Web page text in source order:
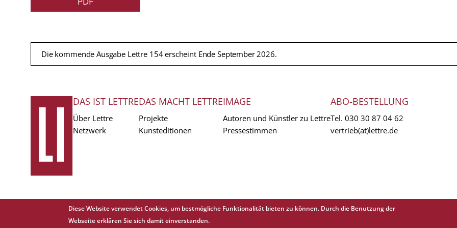
Die kommende Ausgabe Lettre 154 erscheint Ende September 2026.
FUSSZEILE
DAS IST LETTRE
Über Lettre
Netzwerk
DAS MACHT LETTRE
Projekte
Kunsteditionen
IMAGE
Autoren und Künstler zu Lettre
Pressestimmen
ABO-BESTELLUNG
Tel. 030 30 87 04 62
vertrieb(at)lettre.de
Copyright © 1988 - 2026 Lettre International. All rights reserved.
Diese Website verwendet Cookies, um bestmögliche Funktionalität bieten zu können. Durch die Benutzung der
Webseite erklären Sie sich damit einverstanden.